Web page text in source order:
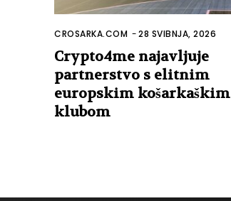
CROSARKA.COM -28 SVIBNJA, 2026
Crypto4me najavljuje
partnerstvo s elitnim
europskim košarkaškim
klubom